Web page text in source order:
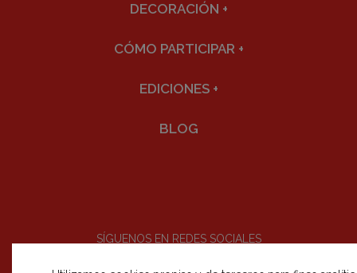
DECORACIÓN +
CÓMO PARTICIPAR +
EDICIONES +
BLOG
SÍGUENOS EN REDES SOCIALES